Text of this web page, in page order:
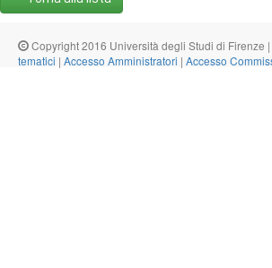
Copyright 2016 Università degli Studi di Firenze
tematici | Accesso Amministratori | Accesso